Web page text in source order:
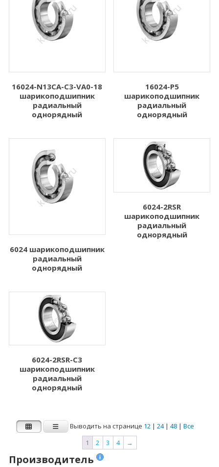
16024-N13CA-C3-VA0-18
шарикоподшипник
радиальный
однорядный
16024-P5
шарикоподшипник
радиальный
однорядный
6024 шарикоподшипник
радиальный
однорядный
6024-2RSR
шарикоподшипник
радиальный
однорядный
6024-2RSR-C3
шарикоподшипник
радиальный
однорядный
Выводить на странице 12| 24| 48| Все
1
2 3 4 →
Производитель